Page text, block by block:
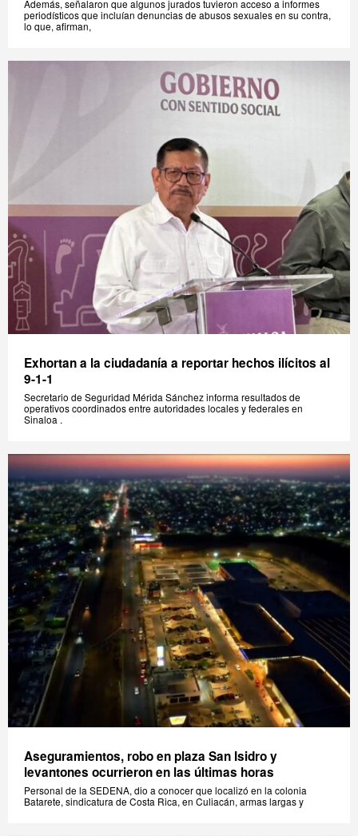
Además, señalaron que algunos jurados tuvieron acceso a informes
periodísticos que incluían denuncias de abusos sexuales en su contra,
lo que, afirman,
Exhortan a la ciudadanía a reportar hechos ilícitos al
9-1-1
Secretario de Seguridad Mérida Sánchez informa resultados de
operativos coordinados entre autoridades locales y federales en
Sinaloa .
Aseguramientos, robo en plaza San Isidro y
levantones ocurrieron en las últimas horas
Personal de la SEDENA, dio a conocer que localizó en la colonia
Batarete, sindicatura de Costa Rica, en Culiacán, armas largas y